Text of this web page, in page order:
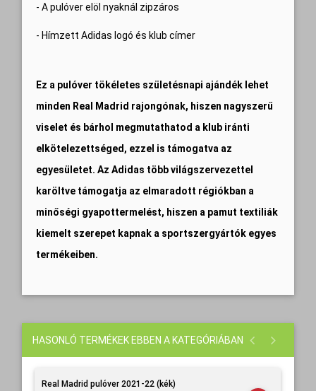
- A pulóver elöl nyaknál zipzáros
- Hímzett Adidas logó és klub címer
Ez a pulóver tökéletes születésnapi ajándék lehet
minden Real Madrid rajongónak, hiszen nagyszerű
viselet és bárhol megmutathatod a klub iránti
elkötelezettséged, ezzel is támogatva az
egyesületet. Az Adidas több világszervezettel
karöltve támogatja az elmaradott régiókban a
minőségi gyapottermelést, hiszen a pamut textiliák
kiemelt szerepet kapnak a sportszergyártók egyes
termékeiben.
HASONLÓ TERMÉKEK EBBEN A KATEGÓRIÁBAN
Real Madrid pulóver 2021-22 (kék)